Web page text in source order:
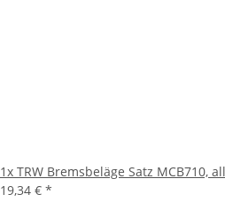
1x TRW Bremsbeläge Satz MCB710,
19,34 € *